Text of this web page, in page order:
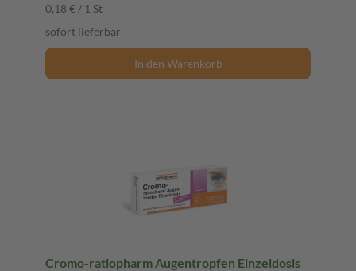
0,18 € / 1 St
sofort lieferbar
In den Warenkorb
Cromo-ratiopharm Augentropfen Einzeldosis